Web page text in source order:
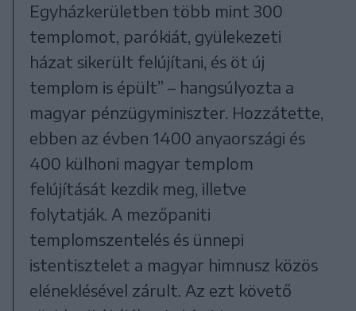
Egyházkerületben több mint 300
templomot, parókiát, gyülekezeti
házat sikerült felújítani, és öt új
templom is épült” – hangsúlyozta a
magyar pénzügyminiszter. Hozzátette,
ebben az évben 1400 anyaországi és
400 külhoni magyar templom
felújítását kezdik meg, illetve
folytatják. A mezőpaniti
templomszentelés és ünnepi
istentisztelet a magyar himnusz közös
eléneklésével zárult. Az ezt követő